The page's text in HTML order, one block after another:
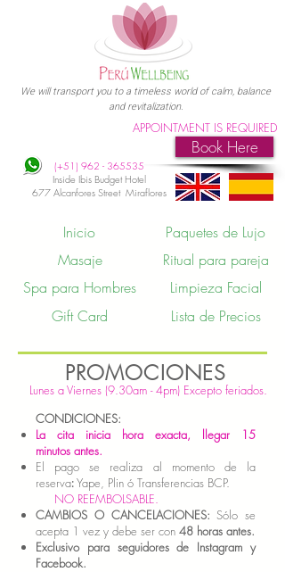
We will transport you to a timeless world of calm, balance
and revitalization.
APPOINTMENT IS REQUIRED
(+51) 962 - 365535
Inside Ibis Budget Hotel
677 Alcanfores Street Miraflores
Book Here
Inicio
Masaje
Spa para Hombres
Gift Card
Paquetes de Lujo
Ritual para pareja
Limpieza Facial
Lista de Precios
PROMOCIONES
Lunes a Viernes (9.30am -4pm) Excepto feriados.
CONDICIONES:
La cita inicia hora exacta, llegar 15
minutos antes.
El pago se realiza al momento de la
reserva:Yape, Plin ó Transferencias BCP.
NO REEMBOLSABLE.
CAMBIOS O CANCELACIONES: Sólo se
acepta 1 vez y debe ser con 48 horas antes.
Exclusivo para seguidores de Instagram y
Facebook.